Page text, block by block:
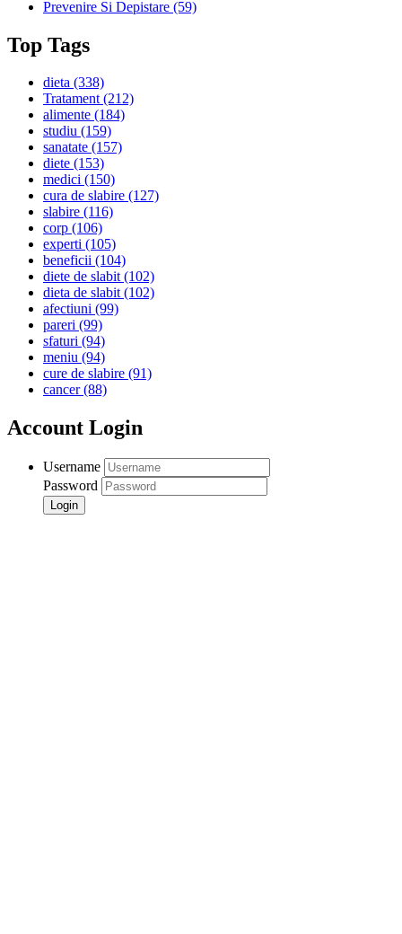
Prevenire Si Depistare (59)
Top Tags
dieta (338)
Tratament(212)
alimente (184)
studiu (159)
sanatate (157)
diete (153)
medici (150)
cura de slabire (127)
slabire (116)
corp (106)
experti (105)
beneficii (104)
diete de slabit(102)
dieta de slabit(102)
afectiuni (99)
pareri (99)
sfaturi (94)
meniu (94)
cure de slabire (91)
cancer(88)
Account Login
Username
Password